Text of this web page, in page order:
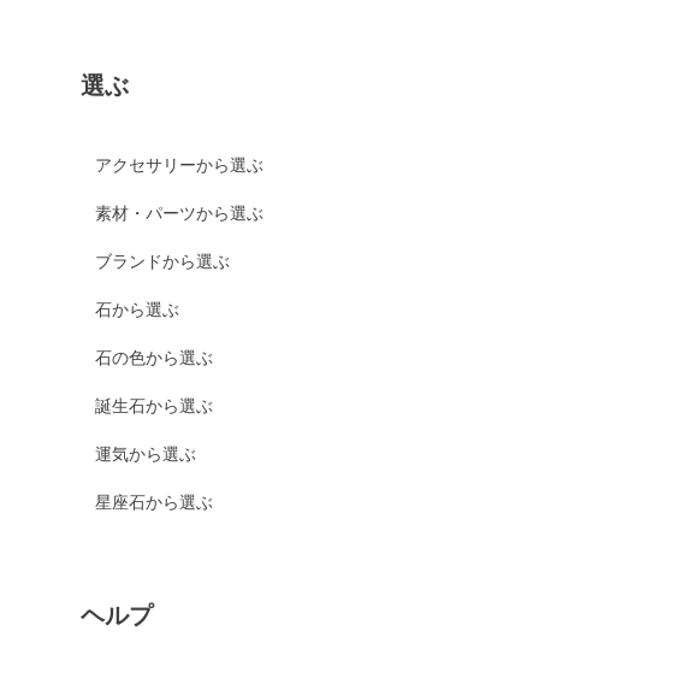
選ぶ
アクセサリーから選ぶ
素材・パーツから選ぶ
ブランドから選ぶ
石から選ぶ
石の色から選ぶ
誕生石から選ぶ
運気から選ぶ
星座石から選ぶ
ヘルプ